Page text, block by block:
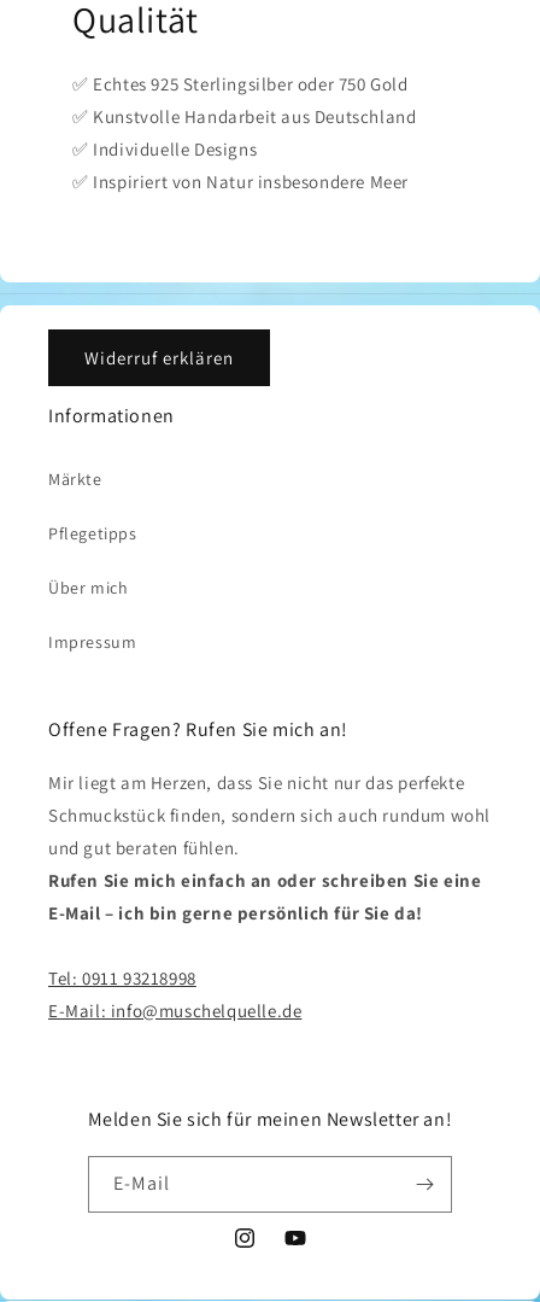
Qualität
✅ Echtes 925 Sterlingsilber oder 750 Gold
✅ Kunstvolle Handarbeit aus Deutschland
✅ Individuelle Designs
✅ Inspiriert von Natur insbesondere Meer
Widerruf erklären
Informationen
Märkte
Pflegetipps
Über mich
Impressum
Offene Fragen? Rufen Sie mich an!
Mir liegt am Herzen, dass Sie nicht nur das perfekte
Schmuckstück finden, sondern sich auch rundum wohl
und gut beraten fühlen.
Rufen Sie mich einfach an oder schreiben Sie eine
E-Mail – ich bin gerne persönlich für Sie da!
Tel: 0911 93218998
E-Mail: info@muschelquelle.de
Melden Sie sich für meinen Newsletter an!
E-Mail
InstagramYouTube